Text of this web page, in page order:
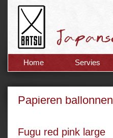
Home Servies
Papieren ballonnen
Fugu red pink large